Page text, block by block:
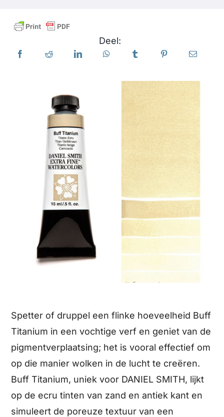
Producten
Evenementen
Vind een winkel
Neem contact met ons op
Abonneren
Deel:
Spetter of druppel een flinke hoeveelheid Buff
Titanium in een vochtige verf en geniet van de
pigmentverplaatsing; het is vooral effectief om
op die manier wolken in de lucht te creëren.
Buff Titanium, uniek voor DANIEL SMITH, lijkt
op de ecru tinten van zand en antiek kant en
simuleert de poreuze textuur van een